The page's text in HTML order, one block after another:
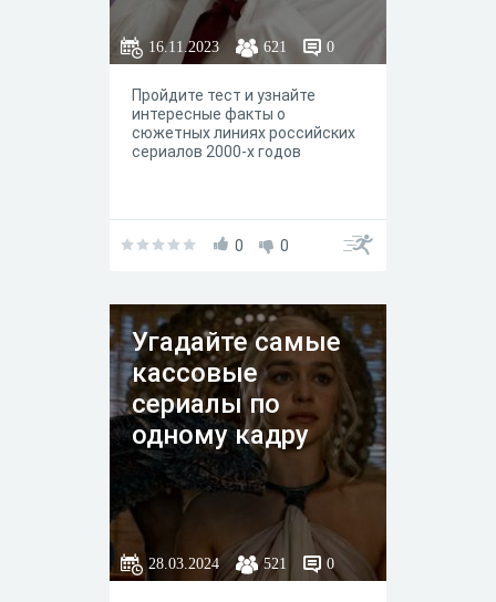
16.11.2023 621 0
Пройдите тест и узнайте
интересные факты о
сюжетных линиях российских
сериалов 2000-х годов
0 0
Угадайте самые
кассовые
сериалы по
одному кадру
28.03.2024 521 0